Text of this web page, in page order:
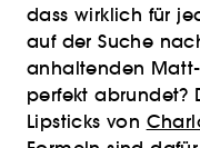
dass wirklich für
auf der Suche
anhaltenden
perfekt abrundet?
Lipsticks von